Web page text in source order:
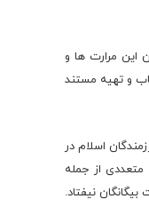
این مرارت ها و
و تهیه مستند
اسلام در
از جمله
نیفتاد.